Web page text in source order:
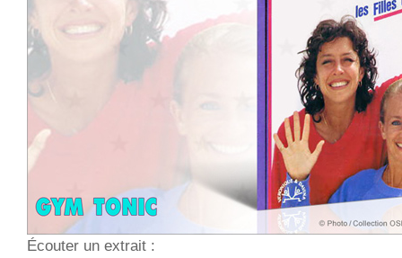
Écouter un extrait :